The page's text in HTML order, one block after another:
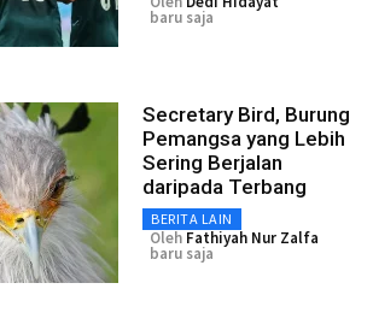
baru saja
Secretary Bird, Burung
Pemangsa yang Lebih
Sering Berjalan
daripada Terbang
BERITA LAIN
Oleh Fathiyah Nur Zalfa
baru saja